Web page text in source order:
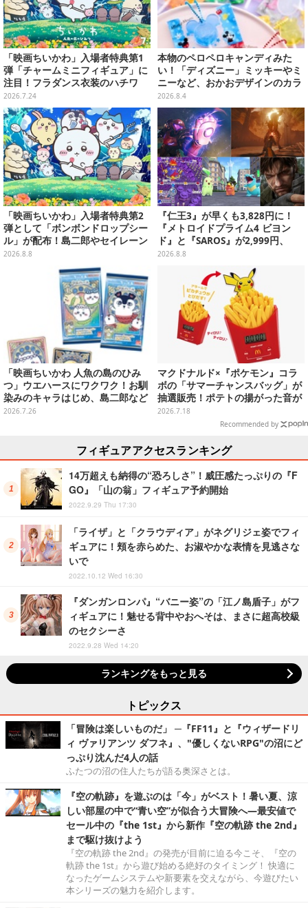
「映画ちいかわ」入場者特典第1
弾「チャームミニフィギュア」に
注目！フラダンス衣装のハチワ
レ、うさぎら全8種類
2026.7.24
本物のペロペロキャンディみた
い！「ディズニー」ミッキーやミ
ニーなど、おかおデザインのカラ
フルチャーム全10種が8月31日発
売
2026.8.4
「映画ちいかわ」入場者特典第2
弾として「ボンボンドロップシー
ル」が配布！島二郎やセイレーン
はもちろん、人魚のウロコまで…
2026.8.8
『仁王3』が早くも3,828円に！
『メトロイドプライム4 ビヨン
ド』と『SAROS』が2,999円、
『メタルギアソリッド Δ』は2,49
9円─ゲオ店舗＆ストアのゲームセ
ールは8月8日から
2026.8.8
「映画ちいかわ 人魚の島のひみ
つ」ウエハースにワクワク！お馴
染みのキャラはじめ、島二郎など
セイレーン編カード全22種
2026.7.26
マクドナルド×『ポケモン』コラ
ボの「サマーチャンスバッグ」が
抽選販売！ポテトの揚がった音が
流れる「とびだすピカチュウ ポテ
トタイマー」など当たる
2026.7.18
Recommended by
フィギュアアクセスランキング
14万超えも納得の“恐ろしさ”！威圧感たっぷりの『F
GO』「山の翁」フィギュア予約開始
2022.9.29 Thu 17:30
「ライザ」と「クラウディア」がネグリジェ姿でフィ
ギュアに！頬を赤らめた、お淑やかな表情を見逃さな
いで
2022.10.12 Wed 16:30
『ダンガンロンパ』“バニー姿”の「江ノ島盾子」がフ
ィギュアに！魅せる背中やおへそは、まさに超高校級
のセクシーさ
2022.9.28 Wed 14:20
ランキングをもっと見る
トピックス
「冒険は楽しいものだ」 ─『FF11』と『ウィザードリ
ィ ヴァリアンツ ダフネ』、"優しくないRPG"の沼にど
っぷり沈んだ4人の話
ふたつの沼の住人たちが語る奥深さとは。
『空の軌跡』を遊ぶのは「今」がベスト！暑い夏、涼
しい部屋の中で“青い空”が似合う大冒険へ―最安値で
セール中の『the 1st』から新作『空の軌跡 the 2nd』
まで駆け抜けよう
『空の軌跡 the 2nd』の発売が目前に迫る今こそ、『空の
軌跡 the 1st』から遊び始める絶好のタイミング！ 快適に
なったゲームシステムや新要素を交えながら、今遊びたい
本シリーズの魅力を紹介します。